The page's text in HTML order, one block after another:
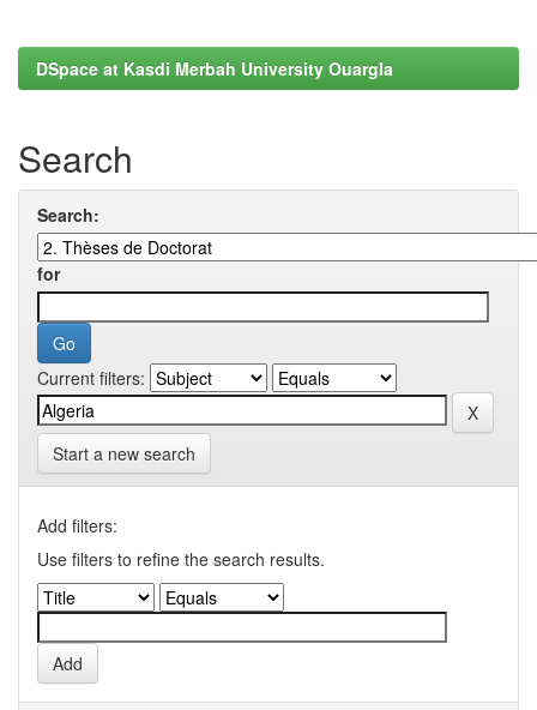
DSpace at Kasdi Merbah University Ouargla
Search
Search:
for
Current filters:
Start a new search
Add filters:
Use filters to refine the search results.